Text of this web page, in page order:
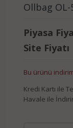
Ollbag
Piyasa
Site Fiyatı
Bu ürünü
Kredi Kartı ile
Havale ile